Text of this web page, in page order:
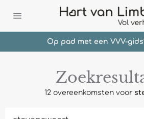
naar
content
Op pad met een VVV-
12 overeenkomsten voor